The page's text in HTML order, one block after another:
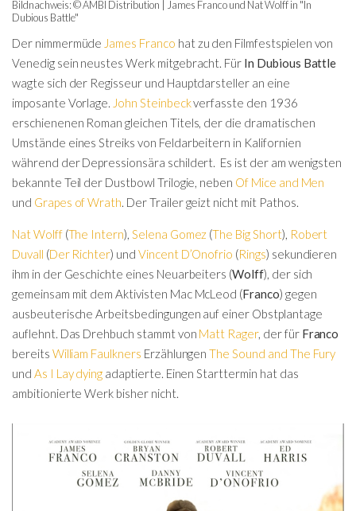
Bildnachweis: © AMBI Distribution | James Franco und Nat Wolff in "In
Dubious Battle"
Der nimmermüde James Franco hat zu den Filmfestspielen von
Venedig sein neustes Werk mitgebracht. Für In Dubious Battle
wagte sich der Regisseur und Hauptdarsteller an eine
imposante Vorlage. John Steinbeckverfasste den 1936
erschienenen Roman gleichen Titels, der die dramatischen
Umstände eines Streiks von Feldarbeitern in Kalifornien
während der Depressionsära schildert. Es ist der am wenigsten
bekannte Teil der Dustbowl Trilogie, neben Of Mice and Men
und Grapes of Wrath. Der Trailer geizt nicht mit Pathos.
Nat Wolff(The Intern), Selena Gomez (The Big Short), Robert
Duvall (Der Richter) und Vincent D’Onofrio (Rings) sekundieren
ihm in der Geschichte eines Neuarbeiters (Wolff), der sich
gemeinsam mit dem Aktivisten Mac McLeod (Franco) gegen
ausbeuterische Arbeitsbedingungen auf einer Obstplantage
auflehnt. Das Drehbuch stammt von Matt Rager, der für Franco
bereits William Faulkners ErzählungenThe Sound and The Fury
und As I Lay dying adaptierte. Einen Starttermin hat das
ambitionierte Werk bisher nicht.